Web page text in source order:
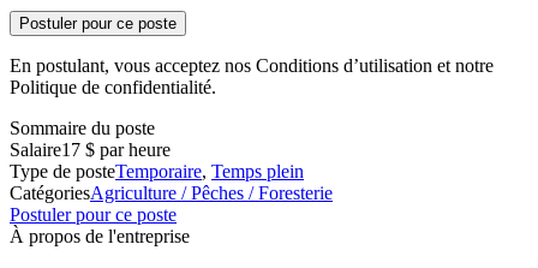
Postuler pour ce poste
En postulant, vous acceptez nos Conditions d’utilisation et notre
Politique de confidentialité.
Sommaire du poste
Salaire17 $ par heure
Type de posteTemporaire, Temps plein
CatégoriesAgriculture / Pêches / Foresterie
Postuler pour ce poste
À propos de l'entreprise